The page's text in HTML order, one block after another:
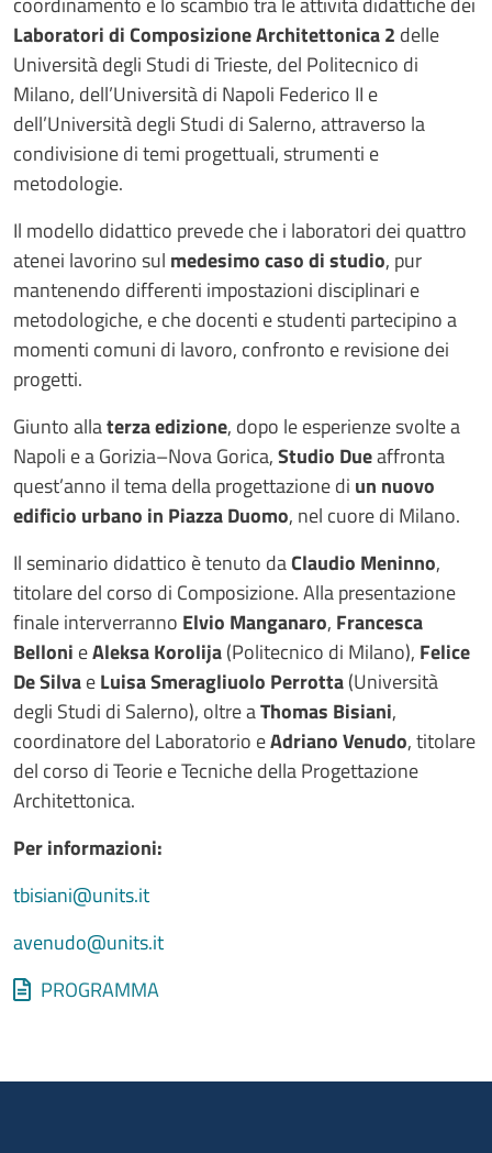
Laboratori di Composizione Architettonica 2 delle
Università degli Studi di Trieste, del Politecnico di
Milano, dell’Università di Napoli Federico II e
dell’Università degli Studi di Salerno, attraverso la
condivisione di temi progettuali, strumenti e
metodologie.
Il modello didattico prevede che i laboratori dei quattro
atenei lavorino sul medesimo caso di studio, pur
mantenendo differenti impostazioni disciplinari e
metodologiche, e che docenti e studenti partecipino a
momenti comuni di lavoro, confronto e revisione dei
progetti.
Giunto allaterza edizione, dopo le esperienze svolte a
Napoli e a Gorizia–Nova Gorica,Studio Dueaffronta
quest’anno il tema della progettazione di un nuovo
edificio urbano in Piazza Duomo, nel cuore di Milano.
Il seminario didattico è tenuto daClaudio Meninno,
titolare del corso di Composizione. Alla presentazione
finale interverranno Elvio Manganaro, Francesca
Belloni eAleksa Korolija(Politecnico di Milano), Felice
De SilvaeLuisa Smeragliuolo Perrotta(Università
degli Studi di Salerno), oltre aThomas Bisiani,
coordinatore del Laboratorio eAdriano Venudo, titolare
del corso di Teorie e Tecniche della Progettazione
Architettonica.
Per informazioni:
tbisiani@units.it
avenudo@units.it
Allegati
Document
PROGRAMMA